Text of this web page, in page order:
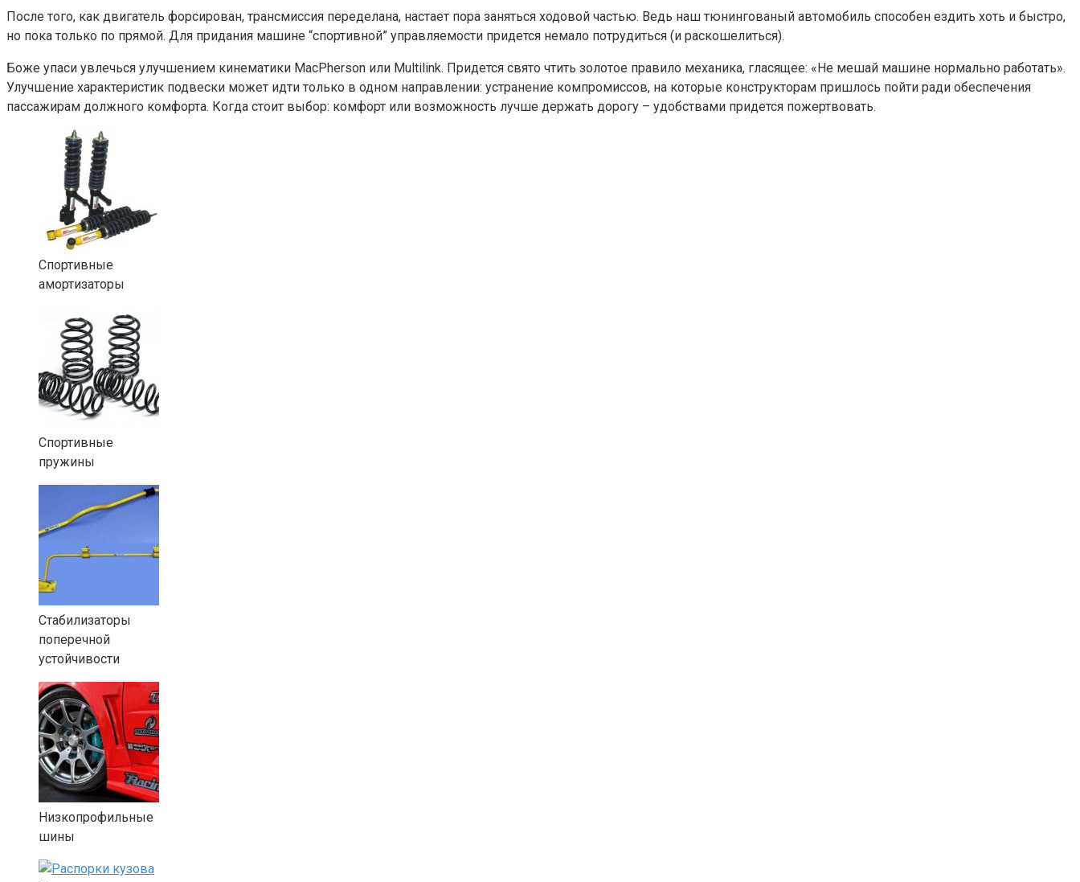
После того, как двигатель форсирован, трансмиссия переделана, настает пора заняться ходовой частью. Ведь наш тюнингованый автомобиль способен ездить хоть и быстро,
но пока только по прямой. Для придания машине “спортивной” управляемости придется немало потрудиться (и раскошелиться).
Боже упаси увлечься улучшением кинематики MacPherson или Multilink. Придется свято чтить золотое правило механика, гласящее: «Не мешай машине нормально работать».
Улучшение характеристик подвески может идти только в одном направлении: устранение компромиссов, на которые конструкторам пришлось пойти ради обеспечения
пассажирам должного комфорта. Когда стоит выбор: комфорт или возможность лучше держать дорогу – удобствами придется пожертвовать.
Спортивные
амортизаторы
Спортивные
пружины
Стабилизаторы
поперечной
устойчивости
Низкопрофильные
шины